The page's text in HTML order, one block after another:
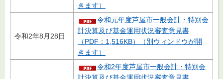
きます）
令和2年8月28日
令和元年度芦屋市一般会計・特別会
計決算及び基金運用状況審査意見書
（PDF：1,516KB）（別ウィンドウが開
きます）
令和2年度芦屋市一般会計・特別会